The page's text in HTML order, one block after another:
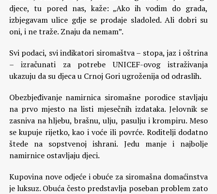
djece, tu pored nas, kaže: „Ako ih vodim do grada,
izbjegavam ulice gdje se prodaje sladoled. Ali dobri su
oni, i ne traže. Znaju da nemam”.
Svi podaci, svi indikatori siromaštva – stopa, jaz i oštrina
– izračunati za potrebe UNICEF-ovog istraživanja
ukazuju da su djeca u Crnoj Gori ugroženija od odraslih.
Obezbjeđivanje namirnica siromašne porodice stavljaju
na prvo mjesto na listi mjesečnih izdataka. Jelovnik se
zasniva na hljebu, brašnu, ulju, pasulju i krompiru. Meso
se kupuje rijetko, kao i voće ili povrće. Roditelji dodatno
štede na sopstvenoj ishrani. Jedu manje i najbolje
namirnice ostavljaju djeci.
Kupovina nove odjeće i obuće za siromašna domaćinstva
je luksuz. Obuća često predstavlja poseban problem zato